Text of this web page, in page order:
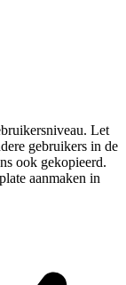
Let
gebruikers in de
ook gekopieerd.
aanmaken in